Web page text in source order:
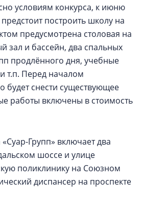
условиям конкурса, к июню
построить школу на
предусмотрена столовая на
зал и бассейн, два спальных
продлённого дня, учебные
т.п. Перед началом
будет снести существующее
работы включены в стоимость
Групп» включает два
шоссе и улице
поликлинику на Союзном
диспансер на проспекте